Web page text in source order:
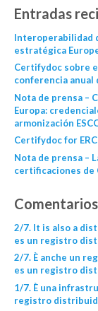
Entradas
Interoperabilidad
estratégica
Certifydoc sobre
conferencia anual
Nota de prensa –
Europa:
armonización
Certifydoc for
Nota de prensa –
certificaciones de
2/7. It is also a
es un registro
2/7. È anche un
es un registro
1/7. È una
registro